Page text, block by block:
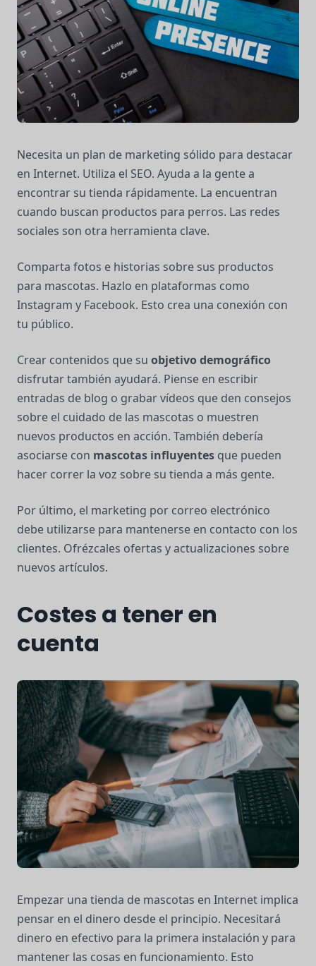
Necesita un plan de marketing sólido para destacar
en Internet. Utiliza el SEO. Ayuda a la gente a
encontrar su tienda rápidamente. La encuentran
cuando buscan productos para perros. Las redes
sociales son otra herramienta clave.
Comparta fotos e historias sobre sus productos
para mascotas. Hazlo en plataformas como
Instagram y Facebook. Esto crea una conexión con
tu público.
Crear contenidos que su objetivo demográfico
disfrutar también ayudará. Piense en escribir
entradas de blog o grabar vídeos que den consejos
sobre el cuidado de las mascotas o muestren
nuevos productos en acción. También debería
asociarse con mascotas influyentes que pueden
hacer correr la voz sobre su tienda a más gente.
Por último, el marketing por correo electrónico
debe utilizarse para mantenerse en contacto con los
clientes. Ofrézcales ofertas y actualizaciones sobre
nuevos artículos.
Costes a tener en
cuenta
Empezar una tienda de mascotas en Internet implica
pensar en el dinero desde el principio. Necesitará
dinero en efectivo para la primera instalación y para
mantener las cosas en funcionamiento. Esto